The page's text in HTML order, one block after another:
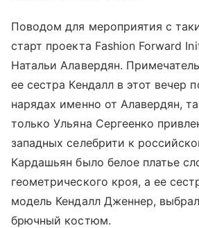
Поводом для мероприятия с
старт проекта Fashion Forward
Натальи Алавердян.
ее сестра Кендалл в этот вечер
нарядах именно от Алавердян,
только Ульяна Сергеенко
западных селебрити к
Кардашьян было белое платье
геометрического кроя, а ее
модель Кендалл Дженнер,
брючный костюм.